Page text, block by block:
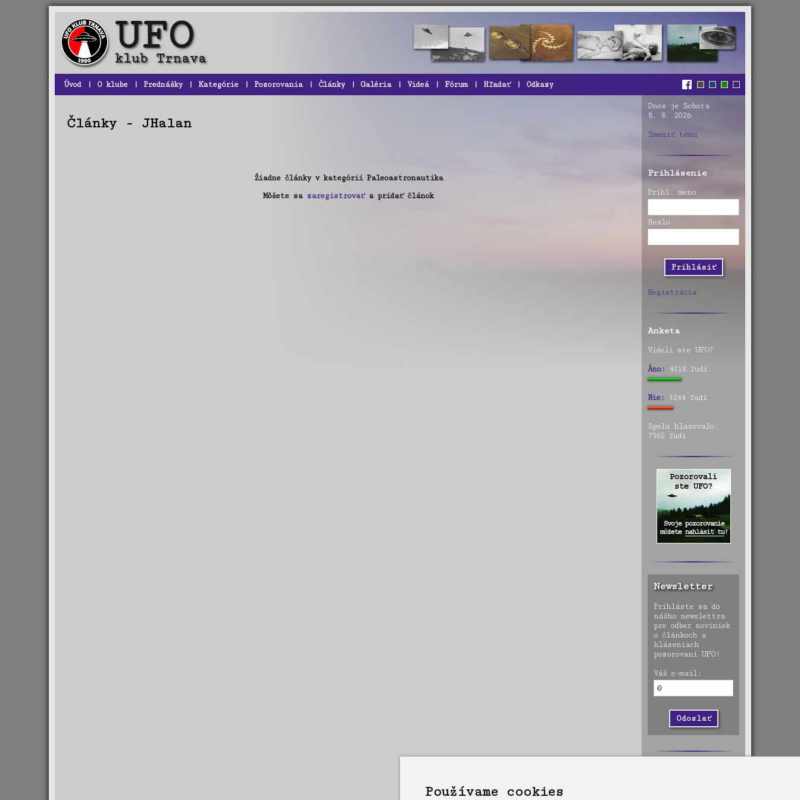
Používame cookies
Úvod | O klube | Prednášky | Kategórie | Pozorovania | Články | Galéria | Videá | Fórum | Hľadať | Odkazy
Články - JHalan
Žiadne články v kategórii Paleoastronautika
Môžete sa zaregistrovaťa pridať článok
Dnes je Sobota
8. 8. 2026
Zmeniť tému
Prihlásenie
Prihl. meno
Heslo
Registrácia
Anketa
Videli ste UFO?
Áno: 4318 ľudí
Nie: 3244 ľudí
Spolu hlasovalo:
7562 ľudí
Newsletter
Prihláste sa do
nášho newslettra
pre odber noviniek
o článkoch a
hláseniach
pozorovaní UFO!
Váš e-mail: